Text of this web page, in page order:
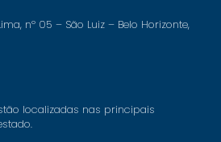
nº 05 – São Luiz – Belo Horizonte,
localizadas nas principais